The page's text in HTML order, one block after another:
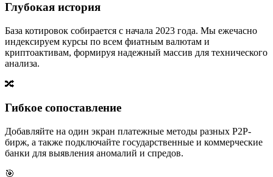
Глубокая история
База котировок собирается с начала 2023 года. Мы ежечасно
индексируем курсы по всем фиатным валютам и
криптоактивам, формируя надежный массив для технического
анализа.
🔀
Гибкое сопоставление
Добавляйте на один экран платежные методы разных P2P-
бирж, а также подключайте государственные и коммерческие
банки для выявления аномалий и спредов.
🎯